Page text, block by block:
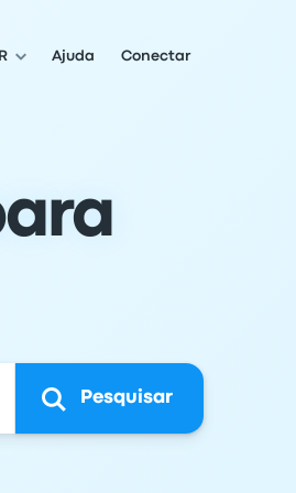
Ajuda Conectar
Pesquisar